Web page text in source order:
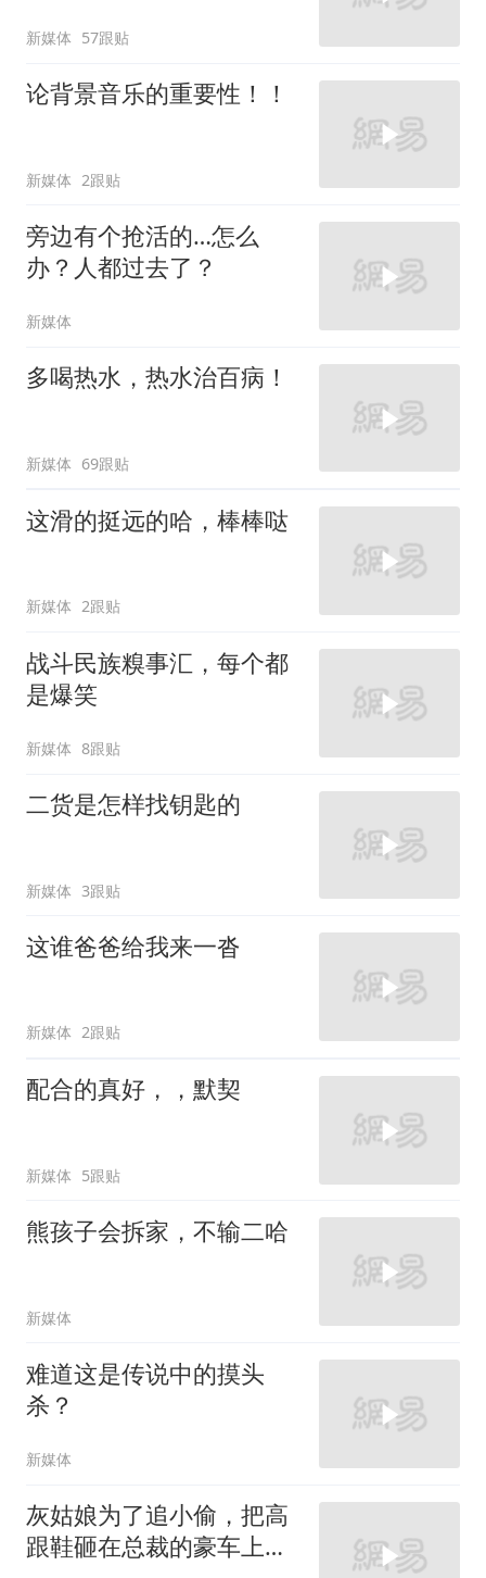
新媒体 57跟贴
论背景音乐的重要性！！
新媒体 2跟贴
旁边有个抢活的…怎么
办？人都过去了？
新媒体
多喝热水，热水治百病！
新媒体 69跟贴
这滑的挺远的哈，棒棒哒
新媒体 2跟贴
战斗民族糗事汇，每个都
是爆笑
新媒体 8跟贴
二货是怎样找钥匙的
新媒体 3跟贴
这谁爸爸给我来一沓
新媒体 2跟贴
配合的真好，，默契
新媒体 5跟贴
熊孩子会拆家，不输二哈
新媒体
难道这是传说中的摸头
杀？
新媒体
灰姑娘为了追小偷，把高
跟鞋砸在总裁的豪车上，